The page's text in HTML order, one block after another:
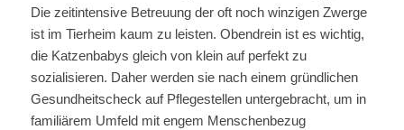
Die zeitintensive Betreuung der oft noch winzigen Zwerge
ist im Tierheim kaum zu leisten. Obendrein ist es wichtig,
die Katzenbabys gleich von klein auf perfekt zu
sozialisieren. Daher werden sie nach einem gründlichen
Gesundheitscheck auf Pflegestellen untergebracht, um in
familiärem Umfeld mit engem Menschenbezug